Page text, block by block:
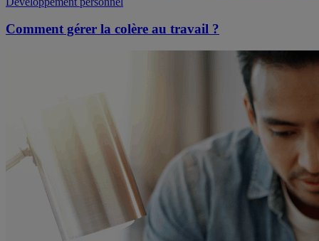
Comment gérer la colère au travail ?